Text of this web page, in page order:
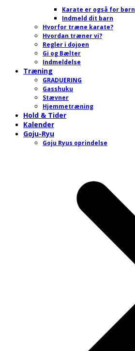
Karate er også for børn
Indmeld dit barn
Hvorfor træne karate?
Hvordan træner vi?
Regler i dojoen
Gi og Bælter
Indmeldelse
Træning
GRADUERING
Gasshuku
Stævner
Hjemmetræning
Hold & Tider
Kalender
Goju-Ryu
Goju Ryus oprindelse